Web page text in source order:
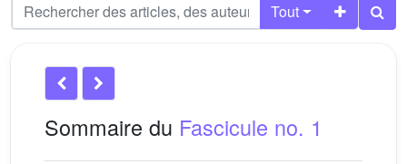
Tout
Sommaire du Fascicule no. 1